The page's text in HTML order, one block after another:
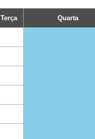
Terça Quarta